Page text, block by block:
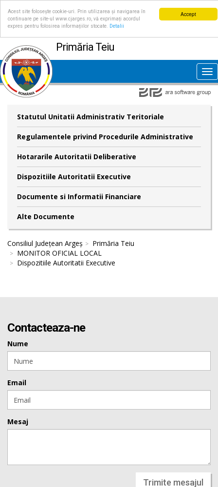
Accept
Acest site folosește cookie-uri. Prin utilizarea și navigarea în
continuare pe site-ul www.cjarges.ro, vă exprimați acordul
expres pentru folosirea informațiilor stocate.
Detalii
Primăria Teiu
Statutul Unitatii Administrativ Teritoriale
Regulamentele privind Procedurile Administrative
Hotararile Autoritatii Deliberative
Dispozitiile Autoritatii Executive
Documente si Informatii Financiare
Alte Documente
Consiliul Județean Argeș
Primăria Teiu
MONITOR OFICIAL LOCAL
Dispozitiile Autoritatii Executive
Contacteaza-ne
Nume
Email
Mesaj
Trimite mesajul